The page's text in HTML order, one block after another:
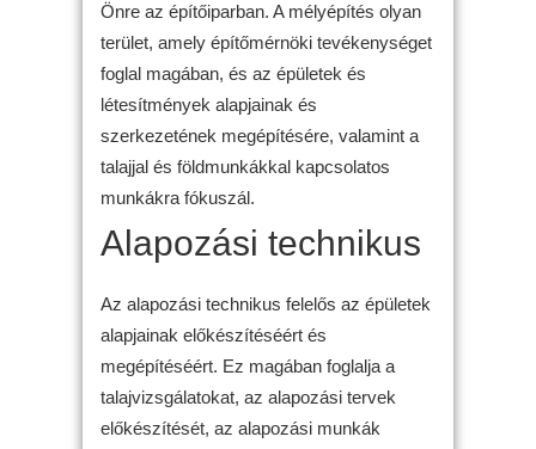
Önre az építőiparban. A mélyépítés olyan
terület, amely építőmérnöki tevékenységet
foglal magában, és az épületek és
létesítmények alapjainak és
szerkezetének megépítésére, valamint a
talajjal és földmunkákkal kapcsolatos
munkákra fókuszál.
Alapozási technikus
Az alapozási technikus felelős az épületek
alapjainak előkészítéséért és
megépítéséért. Ez magában foglalja a
talajvizsgálatokat, az alapozási tervek
előkészítését, az alapozási munkák